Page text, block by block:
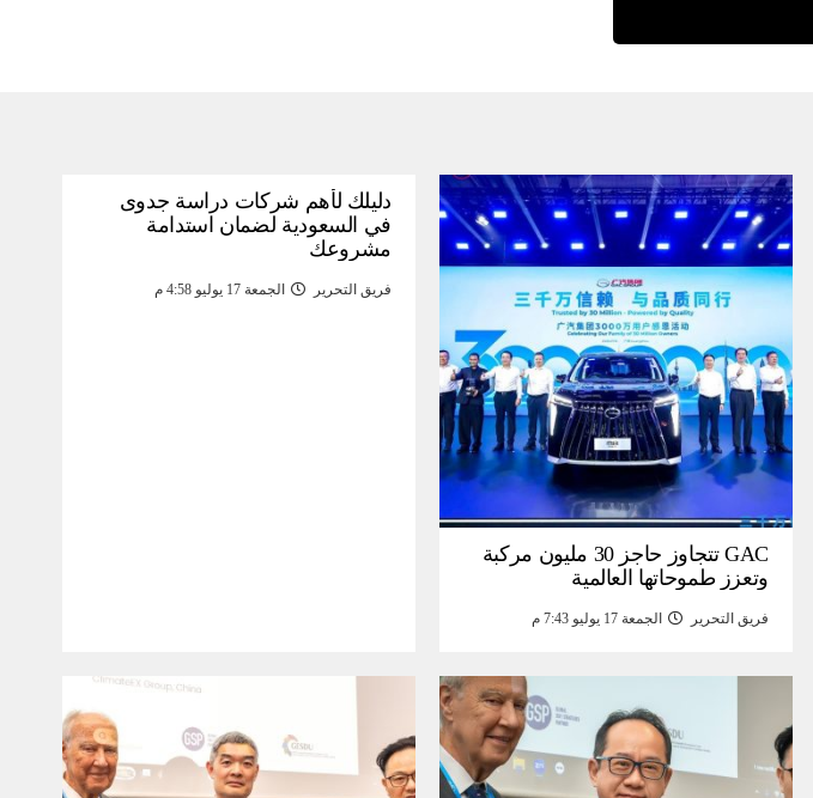
GAC تتجاوز حاجز 30 مليون مركبة
وتعزز طموحاتها العالمية
فريق التحرير الجمعة 17 يوليو 7:43 م
دليلك لأهم شركات دراسة جدوى
في السعودية لضمان استدامة
مشروعك
فريق التحرير الجمعة 17 يوليو 4:58 م